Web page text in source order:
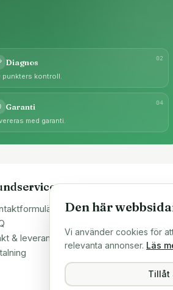
02
Diagnos
punkters kontroll.
04
Garanti
med garanti.
& leverans
Den här
Vi använder cookies för
relevanta annonser. Läs
Tillåt